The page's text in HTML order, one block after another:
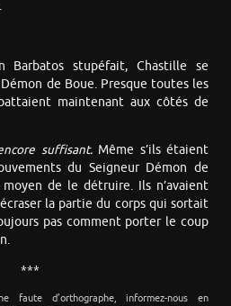
Barbatos stupéfait, Chastille se
de Boue. Presque toutes les
maintenant aux côtés de
suffisant. Même s’ils étaient
du Seigneur Démon de
moyen de le détruire. Ils n’avaient
la partie du corps qui sortait
pas comment porter le coup
***
faute d’orthographe, informez-nous en